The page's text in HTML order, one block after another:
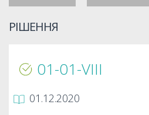
РІШЕННЯ
01-01-VIIІ
01.12.2020